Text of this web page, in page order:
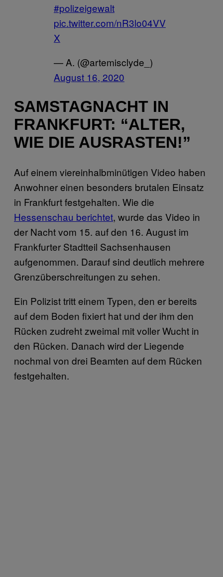
#polizeigewalt
pic.twitter.com/nR3lo04VV
X
— A. (@artemisclyde_)
August 16, 2020
SAMSTAGNACHT IN
FRANKFURT: “ALTER,
WIE DIE AUSRASTEN!”
Auf einem viereinhalbminütigen Video haben
Anwohner einen besonders brutalen Einsatz
in Frankfurt festgehalten. Wie die
Hessenschau berichtet, wurde das Video in
der Nacht vom 15. auf den 16. August im
Frankfurter Stadtteil Sachsenhausen
aufgenommen. Darauf sind deutlich mehrere
Grenzüberschreitungen zu sehen.
Ein Polizist tritt einem Typen, den er bereits
auf dem Boden fixiert hat und der ihm den
Rücken zudreht zweimal mit voller Wucht in
den Rücken. Danach wird der Liegende
nochmal von drei Beamten auf dem Rücken
festgehalten.